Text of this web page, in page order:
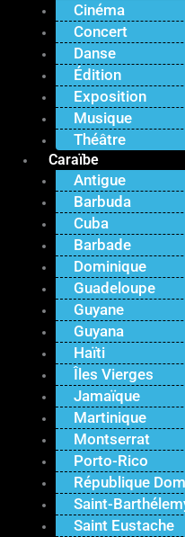
Cinéma
Concert
Danse
Édition
Exposition
Musique
Théâtre
Caraïbe
Antigue
Barbuda
Cuba
Barbade
Dominique
Guadeloupe
Guyane
Guyana
Haïti
Îles Vierges
Jamaïque
Martinique
Montserrat
Porto-Rico
République
Saint-
Saint Eustache